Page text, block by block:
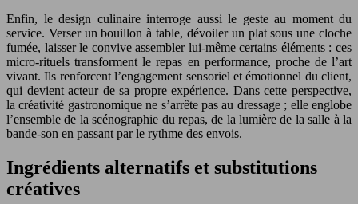
Enfin, le design culinaire interroge aussi le geste au moment du
service. Verser un bouillon à table, dévoiler un plat sous une cloche
fumée, laisser le convive assembler lui-même certains éléments : ces
micro-rituels transforment le repas en performance, proche de l’art
vivant. Ils renforcent l’engagement sensoriel et émotionnel du client,
qui devient acteur de sa propre expérience. Dans cette perspective,
la créativité gastronomique ne s’arrête pas au dressage ; elle englobe
l’ensemble de la scénographie du repas, de la lumière de la salle à la
bande-son en passant par le rythme des envois.
Ingrédients alternatifs et substitutions
créatives